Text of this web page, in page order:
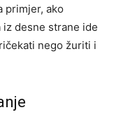
primjer, ako
desne strane ide
nego žuriti i